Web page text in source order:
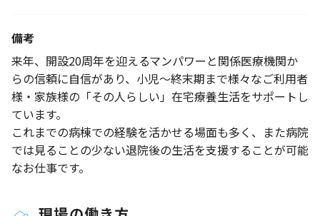
備考
来年、開設20周年を迎えるマンパワーと関係医療機関か
らの信頼に自信があり、小児～終末期まで様々なご利用者
様・家族様の「その人らしい」在宅療養生活をサポートし
ています。
これまでの病棟での経験を活かせる場面も多く、また病院
では見ることの少ない退院後の生活を支援することが可能
なお仕事です。